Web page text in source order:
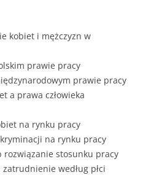
kobiet i mężczyzn w
prawie pracy
prawie pracy
a prawa człowieka
na rynku pracy
na rynku pracy
stosunku pracy
według płci